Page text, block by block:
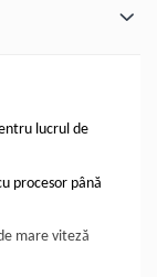
lucrul de
procesor până
mare viteză